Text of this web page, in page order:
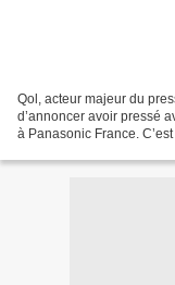
Qol, acteur majeur du
d’annoncer avoir pressé
à Panasonic France.